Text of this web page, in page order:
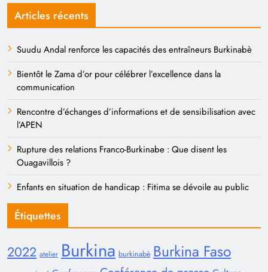
Articles récents
Suudu Andal renforce les capacités des entraîneurs Burkinabè
Bientôt le Zama d’or pour célébrer l’excellence dans la
communication
Rencontre d’échanges d’informations et de sensibilisation avec
l’APEN
Rupture des relations Franco-Burkinabe : Que disent les
Ouagavillois ?
Enfants en situation de handicap : Fitima se dévoile au public
Étiquettes
2022 atelier Burkina burkinabè Burkina Faso